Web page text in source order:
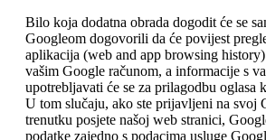
Bilo koja dodatna obrada dogodit će se
Googleom dogovorili da će povijest
aplikacija (web and app browsing
vašim Google računom, a informacije s
upotrebljavati će se za prilagodbu oglasa
U tom slučaju, ako ste prijavljeni na svoj
trenutku posjete našoj web stranici,
podatke zajedno s podacima usluge